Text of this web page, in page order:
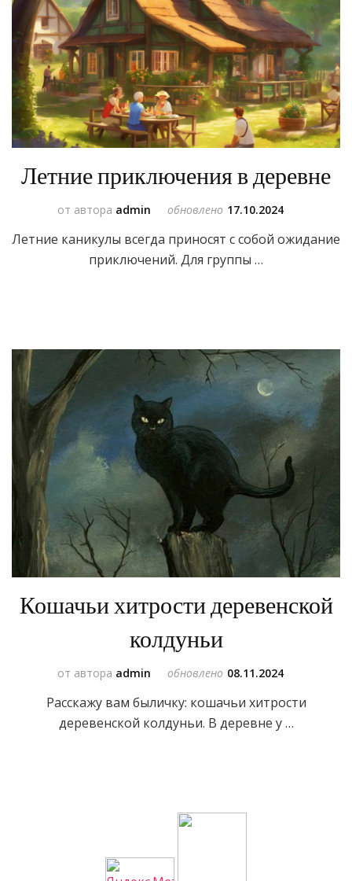
Летние приключения в деревне
от автора admin обновлено 17.10.2024
Летние каникулы всегда приносят с собой ожидание
приключений. Для группы …
Кошачьи хитрости деревенской
колдуньи
от автора admin обновлено 08.11.2024
Расскажу вам быличку: кошачьи хитрости
деревенской колдуньи. В деревне у …